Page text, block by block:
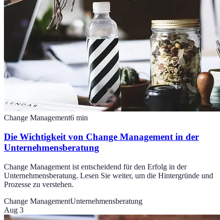
Change Management6 min
Die Wichtigkeit von Change Management in der
Unternehmensberatung
Change Management ist entscheidend für den Erfolg in der
Unternehmensberatung. Lesen Sie weiter, um die Hintergründe und
Prozesse zu verstehen.
Change ManagementUnternehmensberatung
Aug 3